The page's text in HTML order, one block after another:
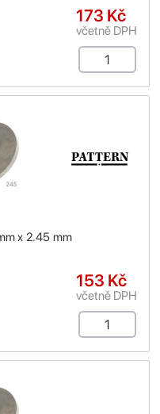
173 Kč
včetně DPH
x 2.45 mm
153 Kč
včetně DPH